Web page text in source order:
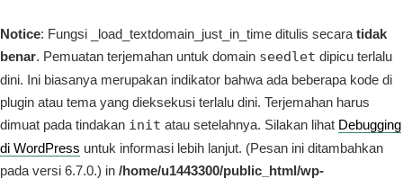
Notice: Fungsi _load_textdomain_just_in_time ditulis secara tidak
benar. Pemuatan terjemahan untuk domain seedlet dipicu terlalu
dini. Ini biasanya merupakan indikator bahwa ada beberapa kode di
plugin atau tema yang dieksekusi terlalu dini. Terjemahan harus
dimuat pada tindakan init atau setelahnya. Silakan lihat Debugging
di WordPress untuk informasi lebih lanjut. (Pesan ini ditambahkan
pada versi 6.7.0.) in /home/u1443300/public_html/wp-